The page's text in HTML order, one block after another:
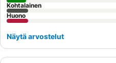
Kohtalainen
Huono
Näytä arvostelut